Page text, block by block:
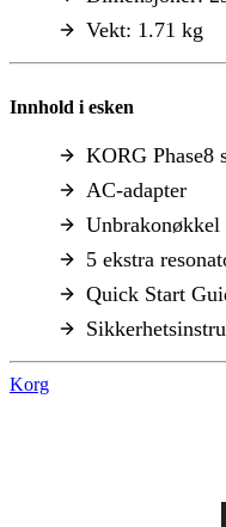
Vekt: 1.71 kg
Innhold i esken
KORG Phase8
AC-adapter
Unbrakonøkkel
5 ekstra
Quick Start
Korg